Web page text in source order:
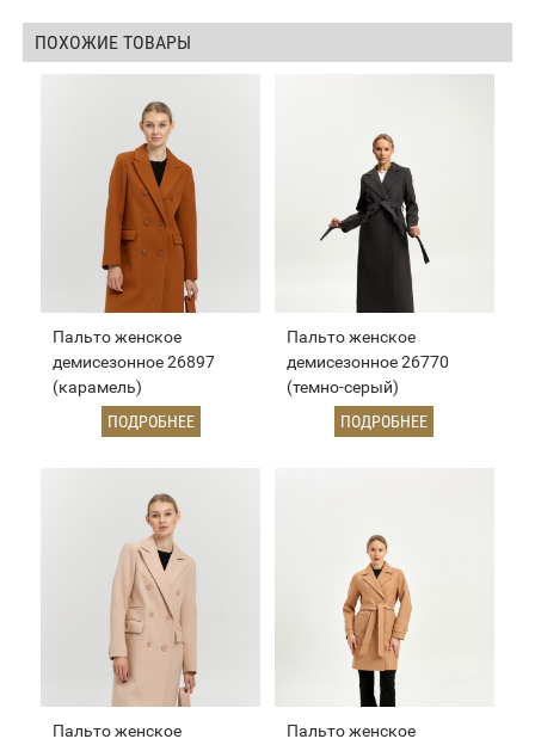
ПОХОЖИЕ ТОВАРЫ
Пальто женское
демисезонное 26897
(карамель)
ПОДРОБНЕЕ
Пальто женское
демисезонное 26770
(темно-серый)
ПОДРОБНЕЕ
Пальто женское
Пальто женское